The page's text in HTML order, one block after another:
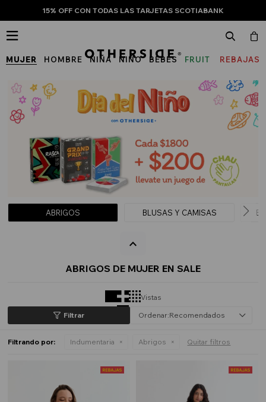
15% OFF CON TODAS LAS TARJETAS SCOTIABANK
MUJER HOMBRE NIÑA NIÑO BEBÉS
FRUIT
THE
LOOM
REBAJAS

ABRIGOS BLUSAS Y CAMISAS
ABRIGOS DE MUJER EN SALE
Vistas
Recomendados
Filtrando por: Indumentaria Abrigos Quitar filtros